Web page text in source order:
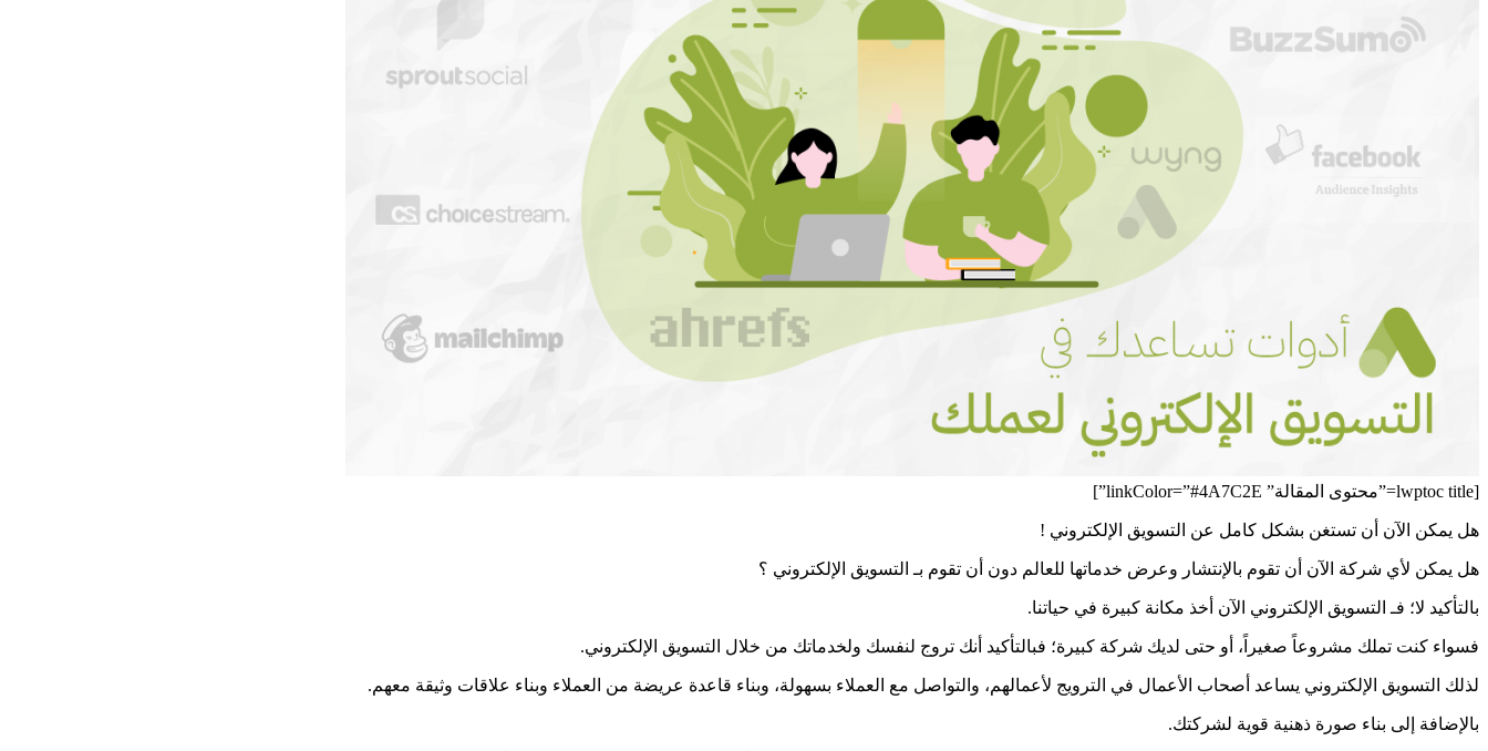
[lwptoc title=”محتوى المقالة” linkColor=”#4A7C2E”]
هل يمكن الآن أن تستغن بشكل كامل عن التسويق الإلكتروني !
هل يمكن لأي شركة الآن أن تقوم بالإنتشار وعرض خدماتها للعالم دون أن تقوم بـ التسويق الإلكتروني ؟
بالتأكيد لا؛ فـ التسويق الإلكتروني الآن أخذ مكانة كبيرة في حياتنا.
فسواء كنت تملك مشروعاً صغيراً، أو حتى لديك شركة كبيرة؛ فبالتأكيد أنك تروج لنفسك ولخدماتك من خلال التسويق الإلكتروني.
لذلك التسويق الإلكتروني يساعد أصحاب الأعمال في الترويج لأعمالهم، والتواصل مع العملاء بسهولة، وبناء قاعدة عريضة من العملاء وبناء علاقات وثيقة معهم.
بالإضافة إلى بناء صورة ذهنية قوية لشركتك.